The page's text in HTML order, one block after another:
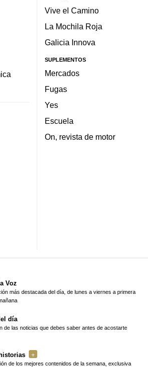
Vive el Camino
La Mochila Roja
Galicia Innova
SUPLEMENTOS
Mercados
Fugas
Yes
Escuela
On, revista de motor
Voz
más destacada del día, de lunes a viernes a primera
día
de las noticias que debes saber antes de acostarte
de los mejores contenidos de la semana, exclusiva